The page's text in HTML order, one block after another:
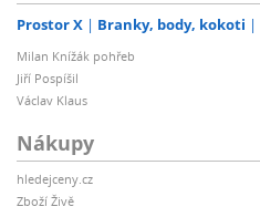
Prostor X Branky, body, kokoti
Milan Knížák pohřeb
Jiří Pospíšil
Václav Klaus
Nákupy
hledejceny.cz
Zboží Živě